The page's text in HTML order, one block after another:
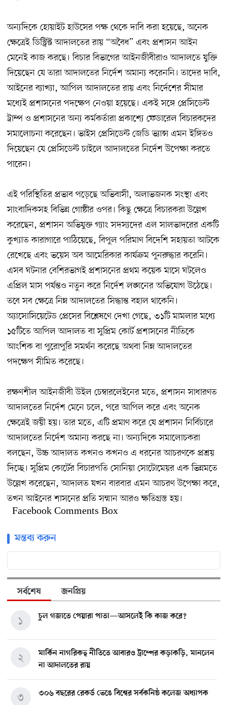
অন্যদিকে হোয়াইট হাউসের পক্ষ থেকে দাবি করা হয়েছে, অনেক
ক্ষেত্রেই ডিস্ট্রিক্ট আদালতের রায় “অবৈধ” এবং প্রশাসন আইন
মেনেই কাজ করছে। বিচার বিভাগের আইনজীবীরাও আদালতে যুক্তি
দিয়েছেন যে তারা আদালতের নির্দেশ অমান্য করেননি। তাদের দাবি,
আইনের ব্যাখ্যা, আপিল আদালতের রায় এবং নির্দেশের সীমার
মধ্যেই প্রশাসনের পদক্ষেপ নেওয়া হয়েছে। একই সঙ্গে প্রেসিডেন্ট
ট্রাম্প ও প্রশাসনের অন্য কর্মকর্তারা প্রকাশ্যে ফেডারেল বিচারকদের
সমালোচনা করেছেন। ভাইস প্রেসিডেন্ট জেডি ভ্যান্স এমন ইঙ্গিতও
দিয়েছেন যে প্রেসিডেন্ট চাইলে আদালতের নির্দেশ উপেক্ষা করতে
পারেন।
এই পরিস্থিতির প্রভাব পড়েছে অভিবাসী, অলাভজনক সংস্থা এবং
সাংবাদিকসহ বিভিন্ন গোষ্ঠীর ওপর। কিছু ক্ষেত্রে বিচারকরা উল্লেখ
করেছেন, প্রশাসন অভিযুক্ত গ্যাং সদস্যদের এল সালভাদরের একটি
কুখ্যাত কারাগারে পাঠিয়েছে, বিপুল পরিমাণ বিদেশি সহায়তা আটকে
রেখেছে এবং ভয়েস অব আমেরিকার কার্যক্রম পুনরুদ্ধার করেনি।
এসব ঘটনার বেশিরভাগই প্রশাসনের প্রথম কয়েক মাসে ঘটলেও
এপ্রিল মাস পর্যন্তও নতুন করে নির্দেশ লঙ্ঘনের অভিযোগ উঠেছে।
তবে সব ক্ষেত্রে নিম্ন আদালতের সিদ্ধান্ত বহাল থাকেনি।
অ্যাসোসিয়েটেড প্রেসের বিশ্লেষণে দেখা গেছে, ৩১টি মামলার মধ্যে
১৫টিতে আপিল আদালত বা সুপ্রিম কোর্ট প্রশাসনের নীতিকে
আংশিক বা পুরোপুরি সমর্থন করেছে অথবা নিম্ন আদালতের
পদক্ষেপ সীমিত করেছে।
রক্ষণশীল আইনজীবী উইল চেম্বারলেইনের মতে, প্রশাসন সাধারণত
আদালতের নির্দেশ মেনে চলে, পরে আপিল করে এবং অনেক
ক্ষেত্রেই জয়ী হয়। তার মতে, এটি প্রমাণ করে যে প্রশাসন নির্বিচারে
আদালতের নির্দেশ অমান্য করছে না। অন্যদিকে সমালোচকরা
বলছেন, উচ্চ আদালত কখনও কখনও এ ধরনের আচরণকে প্রশ্রয়
দিচ্ছে। সুপ্রিম কোর্টের বিচারপতি সোনিয়া সোটোমেয়র এক ভিন্নমতে
উল্লেখ করেছেন, আদালত যখন বারবার এমন আচরণ উপেক্ষা করে,
তখন আইনের শাসনের প্রতি সম্মান আরও ক্ষতিগ্রস্ত হয়।
Facebook Comments Box
মন্তব্য করুন
সর্বশেষ জনপ্রিয়
চুল গজাতে পেয়ারা পাতা—আসলেই কি কাজ করে?
১
মার্কিন নাগরিকত্ব নীতিতে আবারও ট্রাম্পের কড়াকড়ি, মানলেন
না আদালতের রায়
২
৩০৬ বছরের রেকর্ড ভেঙে বিশ্বের সর্বকনিষ্ঠ কলেজ অধ্যাপক
৩